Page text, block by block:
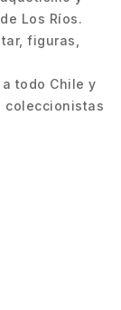
Los Ríos.
figuras,
todo Chile y
coleccionistas